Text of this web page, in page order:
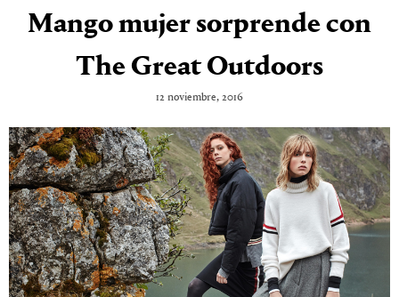
Mango mujer sorprende con
The Great Outdoors
12 noviembre, 2016